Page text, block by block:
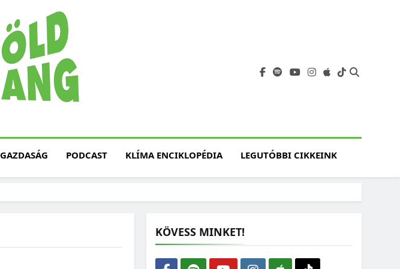
Fenntarthatóság, Jövő
GAZDASÁG PODCAST KLÍMA ENCIKLOPÉDIA LEGUTÓBBI CIKKEINK
KÖVESS MINKET!